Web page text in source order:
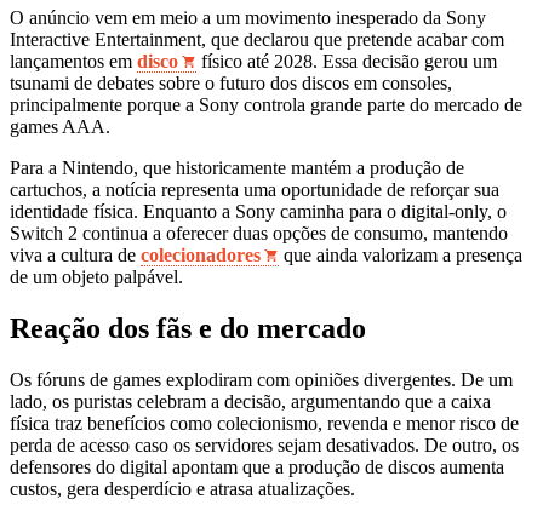
O anúncio vem em meio a um movimento inesperado da Sony
Interactive Entertainment, que declarou que pretende acabar com
lançamentos em disco
físico até 2028. Essa decisão gerou um
tsunami de debates sobre o futuro dos discos em consoles,
principalmente porque a Sony controla grande parte do mercado de
games AAA.
Para a Nintendo, que historicamente mantém a produção de
cartuchos, a notícia representa uma oportunidade de reforçar sua
identidade física. Enquanto a Sony caminha para o digital‑only, o
Switch 2 continua a oferecer duas opções de consumo, mantendo
viva a cultura de colecionadores
que ainda valorizam a presença
de um objeto palpável.
Reação dos fãs e do mercado
Os fóruns de games explodiram com opiniões divergentes. De um
lado, os puristas celebram a decisão, argumentando que a caixa
física traz benefícios como colecionismo, revenda e menor risco de
perda de acesso caso os servidores sejam desativados. De outro, os
defensores do digital apontam que a produção de discos aumenta
custos, gera desperdício e atrasa atualizações.